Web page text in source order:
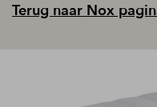
Terug naar Nox